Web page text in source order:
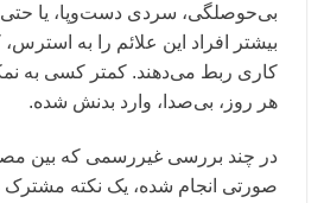
بی‌حوصلگی، سردی دست‌وپا، یا
بیشتر افراد این علائم را به
کاری ربط می‌دهند. کمتر کسی به
هر روز، بی‌صدا، وارد بدنش شده.
در چند بررسی غیررسمی که بین
صورتی انجام شده، یک نکته